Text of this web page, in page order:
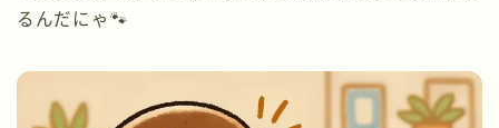
るんだにゃ🐾